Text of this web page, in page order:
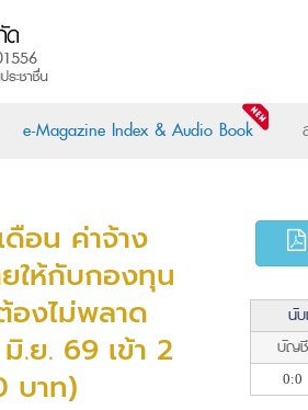
e-Magazine Index & Audio Book
อน ค่าจ้าง
ให้กับกองทุน
องไม่พลาด
.ย. 69 เข้า 2
บาท)
นั
บัญชี
0:0